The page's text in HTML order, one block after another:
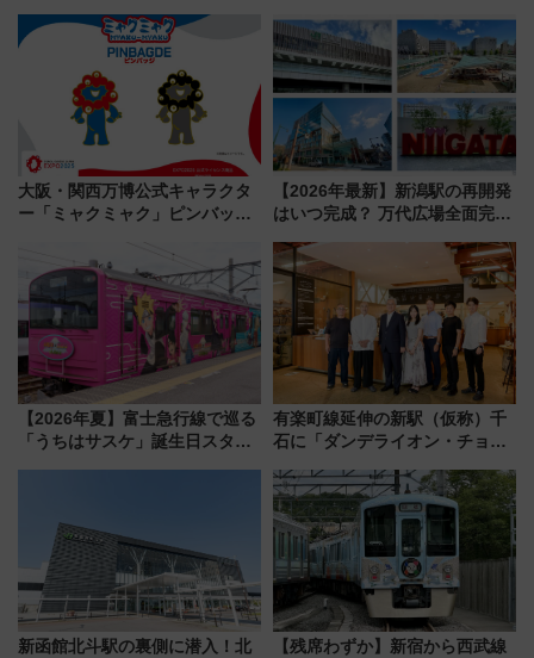
大阪・関西万博公式キャラクタ
ー「ミャクミャク」ピンバッジ
【2026年最新】新潟駅の再開発
はいつ完成？ 万代広場全面完成
開発、バスタ新潟構想まで徹底
解説！
【2026年夏】富士急行線で巡る
「うちはサスケ」誕生日スタン
有楽町線延伸の新駅（仮称）千
石に「ダンデライオン・チョコ
1億円出資で挑む新時代のまちづ
くりとは？
新函館北斗駅の裏側に潜入！北
【残席わずか】新宿から西武線